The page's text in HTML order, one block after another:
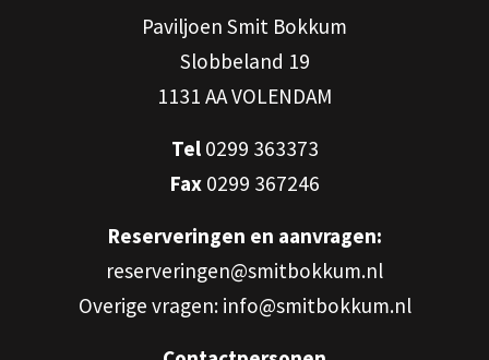
Paviljoen Smit Bokkum
Slobbeland 19
1131 AA VOLENDAM
Tel0299 363373
Fax0299 367246
Reserveringen en aanvragen:
reserveringen@smitbokkum.nl
Overige vragen: info@smitbokkum.nl